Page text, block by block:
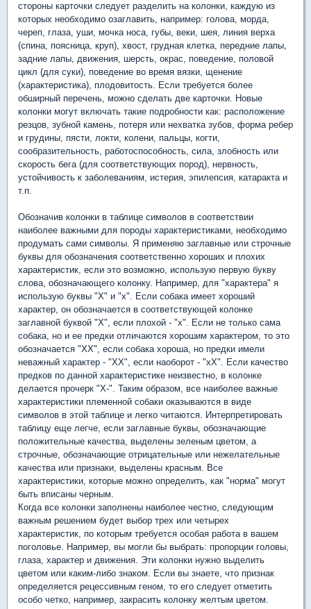
стороны карточки следует разделить на колонки, каждую из
которых необходимо озаглавить, например: голова, морда,
череп, глаза, уши, мочка носа, губы, веки, шея, линия верха
(спина, поясница, круп), хвост, грудная клетка, передние лапы,
задние лапы, движения, шерсть, окрас, поведение, половой
цикл (для суки), поведение во время вязки, щенение
(характеристика), плодовитость. Если требуется более
обширный перечень, можно сделать две карточки. Новые
колонки могут включать такие подробности как: расположение
резцов, зубной камень, потеря или нехватка зубов, форма ребер
и грудины, пясти, локти, колени, пальцы, когти,
сообразительность, работоспособность, сила, злобность или
скорость бега (для соответствующих пород), нервность,
устойчивость к заболеваниям, истерия, эпилепсия, катаракта и
т.п.
Обозначив колонки в таблице символов в соответствии
наиболее важными для породы характеристиками, необходимо
продумать сами символы. Я применяю заглавные или строчные
буквы для обозначения соответственно хороших и плохих
характеристик, если это возможно, использую первую букву
слова, обозначающего колонку. Например, для "характера" я
использую буквы "X" и "х". Если собака имеет хороший
характер, он обозначается в соответствующей колонке
заглавной буквой "X", если плохой - "х". Если не только сама
собака, но и ее предки отличаются хорошим характером, то это
обозначается "XX", если собака хороша, но предки имели
неважный характер - "XX", если наоборот - "хХ". Если качество
предков по данной характеристике неизвестно, в колонке
делается прочерк "Х-". Таким образом, все наиболее важные
характеристики племенной собаки оказываются в виде
символов в этой таблице и легко читаются. Интерпретировать
таблицу еще легче, если заглавные буквы, обозначающие
положительные качества, выделены зеленым цветом, а
строчные, обозначающие отрицательные или нежелательные
качества или признаки, выделены красным. Все
характеристики, которые можно определить, как "норма" могут
быть вписаны черным.
Когда все колонки заполнены наиболее честно, следующим
важным решением будет выбор трех или четырех
характеристик, по которым требуется особая работа в вашем
поголовье. Например, вы могли бы выбрать: пропорции головы,
глаза, характер и движения. Эти колонки нужно выделить
цветом или каким-либо знаком. Если вы знаете, что признак
определяется рецессивным геном, то его следует отметить
особо четко, например, закрасить колонку желтым цветом.